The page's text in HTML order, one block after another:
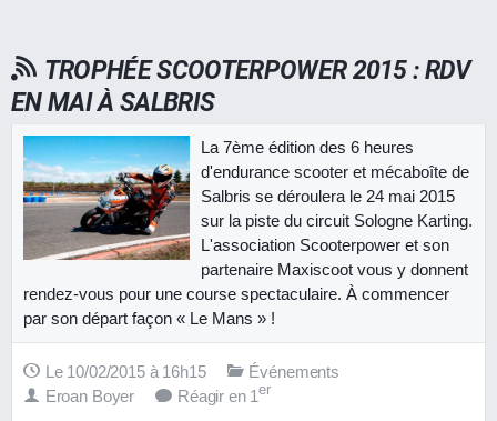
TROPHÉE SCOOTERPOWER 2015 : RDV
EN MAI À SALBRIS
La 7ème édition des 6 heures
d'endurance scooter et mécaboîte de
Salbris se déroulera le 24 mai 2015
sur la piste du circuit Sologne Karting.
L'association Scooterpower et son
partenaire Maxiscoot vous y donnent
rendez-vous pour une course spectaculaire. À commencer
par son départ façon « Le Mans » !
Le 10/02/2015 à 16h15
Événements
Eroan Boyer
Réagir en 1er